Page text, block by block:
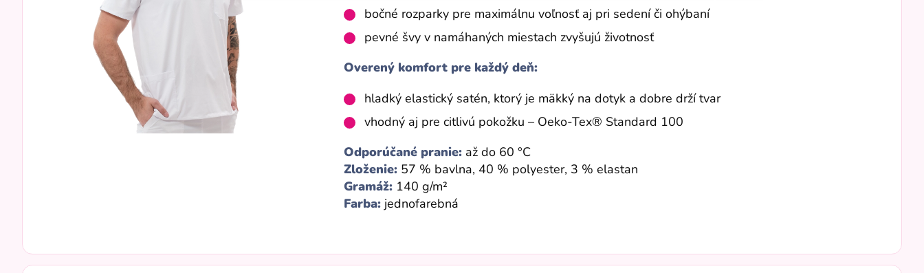
bočné rozparky pre maximálnu voľnosť aj pri sedení či ohýbaní
pevné švy v namáhaných miestach zvyšujú životnosť
Overený komfort pre každý deň:
hladký elastický satén, ktorý je mäkký na dotyk a dobre drží tvar
vhodný aj pre citlivú pokožku – Oeko-Tex® Standard 100
Odporúčané pranie: až do 60 °C
Zloženie: 57 % bavlna, 40 % polyester, 3 % elastan
Gramáž: 140 g/m²
Farba: jednofarebná